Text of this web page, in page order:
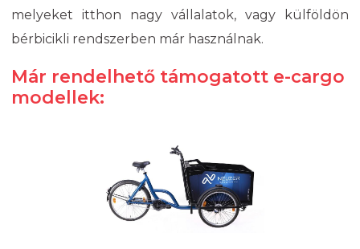
melyeket itthon nagy vállalatok, vagy külföldön
bérbicikli rendszerben már használnak.
Már rendelhető támogatott e-cargo
modellek: